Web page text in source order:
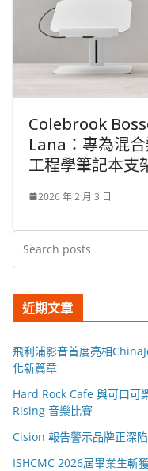
Colebrook
Lana：專為混
工程學筆記本支
2026 年 2 月 3 日
近期文章
飛利浦影音首度亮相
化新篇章
Hard Rock Cafe 與可口可
Rising 音樂比賽
Cision 報告警示品牌正深
ISHCMC 2026屆畢業生斬